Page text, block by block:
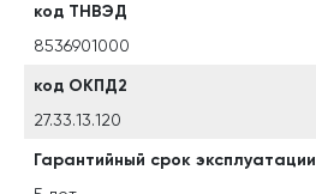
код ТНВЭД
8536901000
код ОКПД2
27.33.13.120
Гарантийный срок эксплуатации